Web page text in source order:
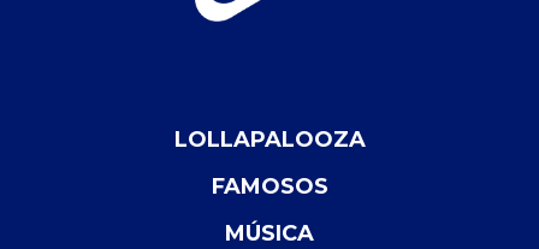
LOLLAPALOOZA
FAMOSOS
MÚSICA